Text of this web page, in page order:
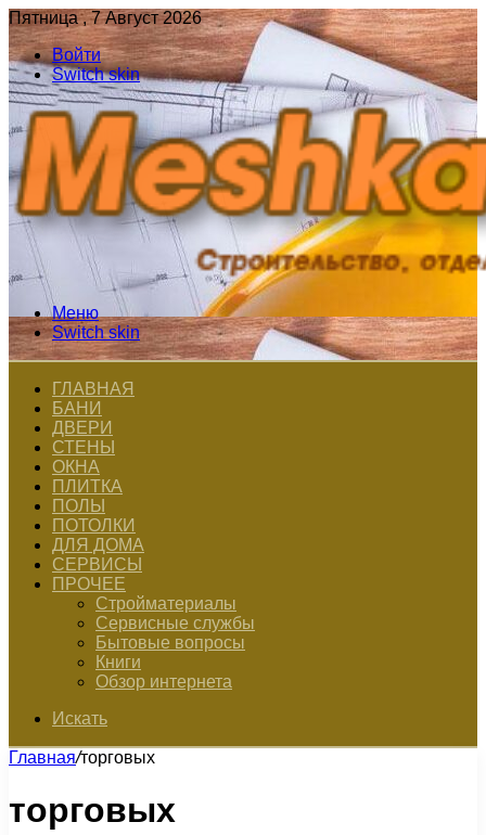
Пятница , 7 Август 2026
Войти
Switch skin
Меню
Switch skin
ГЛАВНАЯ
БАНИ
ДВЕРИ
СТЕНЫ
ОКНА
ПЛИТКА
ПОЛЫ
ПОТОЛКИ
ДЛЯ ДОМА
СЕРВИСЫ
ПРОЧЕЕ
Стройматериалы
Сервисные службы
Бытовые вопросы
Книги
Обзор интернета
Искать
Главная/торговых
торговых